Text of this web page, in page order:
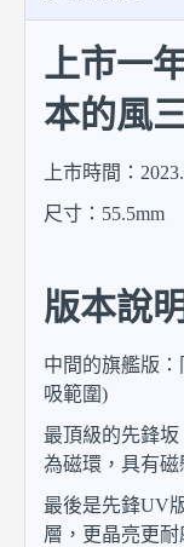
上市一
本的風
上市時間：
尺寸：55.5mm
版本說明
中間的旗艦版
吸範圍)
最頂級的先鋒
為磁環，具有磁
最後是先鋒UV
層，更晶亮更